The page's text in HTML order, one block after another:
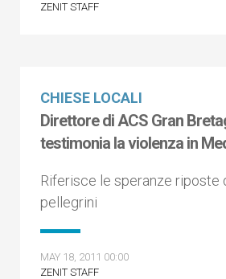
ZENIT STAFF
CHIESE LOCALI
Direttore di ACS Gran
testimonia la violenza in
Riferisce le speranze riposte
pellegrini
MAY 18, 2011 00:00
ZENIT STAFF